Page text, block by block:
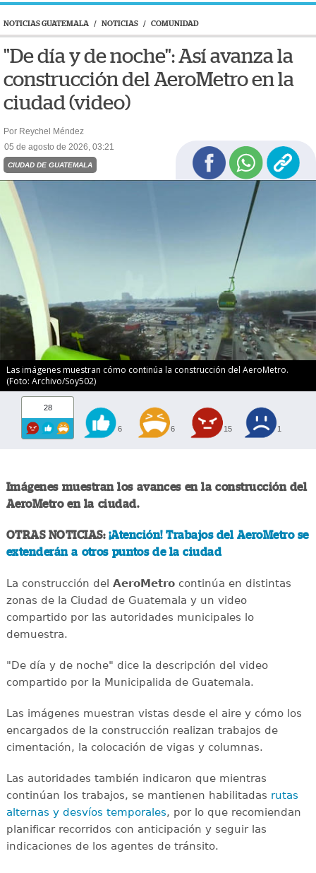
NOTICIAS GUATEMALA / NOTICIAS / COMUNIDAD
"De día y de noche": Así avanza la
construcción del AeroMetro en la
ciudad (video)
Por Reychel Méndez
05 de agosto de 2026, 03:21
CIUDAD DE GUATEMALA
Las imágenes muestran cómo continúa la construcción del AeroMetro.
(Foto: Archivo/Soy502)
28
6 6 15 1
Imágenes muestran los avances en la construcción del
AeroMetro en la ciudad.
OTRAS NOTICIAS: ¡Atención! Trabajos del AeroMetro se
extenderán a otros puntos de la ciudad
La construcción del AeroMetrocontinúa en distintas
zonas de la Ciudad de Guatemala y un video
compartido por las autoridades municipales lo
demuestra.
"De día y de noche" dice la descripción del video
compartido por la Municipalida de Guatemala.
Las imágenes muestran vistas desde el aire y cómo los
encargados de la construcción realizan trabajos de
cimentación, la colocación de vigas y columnas.
Las autoridades también indicaron que mientras
continúan los trabajos, se mantienen habilitadas rutas
alternas y desvíos temporales, por lo que recomiendan
planificar recorridos con anticipación y seguir las
indicaciones de los agentes de tránsito.